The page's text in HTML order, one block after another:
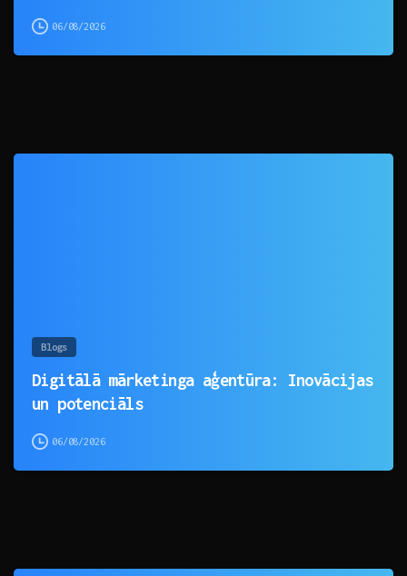
06/08/2026
Blogs
Digitālā mārketinga aģentūra: Inovācijas
un potenciāls
06/08/2026